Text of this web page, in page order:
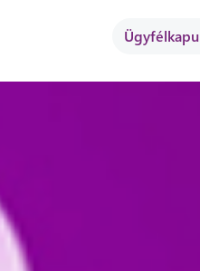
Ügyfélkapu